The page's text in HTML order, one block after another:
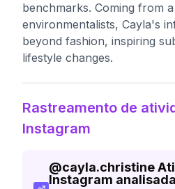
benchmarks. Coming from
environmentalists, Cayla's
beyond fashion, inspiring
lifestyle changes.
Rastreamento de
Instagram
@cayla.christine
Instagram analisada